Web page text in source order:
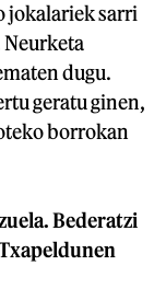
jokalariek sarri
Neurketa
dugu.
geratu ginen,
borrokan
Bederatzi